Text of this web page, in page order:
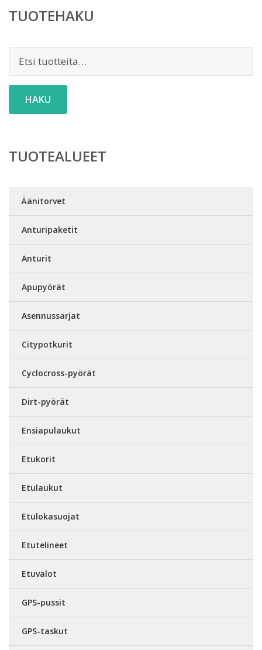
TUOTEHAKU
Etsi:
HAKU
TUOTEALUEET
Äänitorvet
Anturipaketit
Anturit
Apupyörät
Asennussarjat
Citypotkurit
Cyclocross-pyörät
Dirt-pyörät
Ensiapulaukut
Etukorit
Etulaukut
Etulokasuojat
Etutelineet
Etuvalot
GPS-pussit
GPS-taskut